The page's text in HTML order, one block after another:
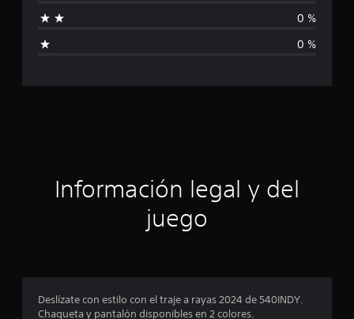
f
a
n
0 %
0 %
Información legal y del
juego
Deslízate con estilo con el traje a rayas 2024 de 540INDY.
Chaqueta y pantalón disponibles en 2 colores.